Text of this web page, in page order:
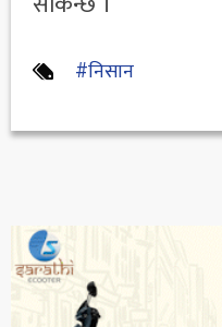
#निसान